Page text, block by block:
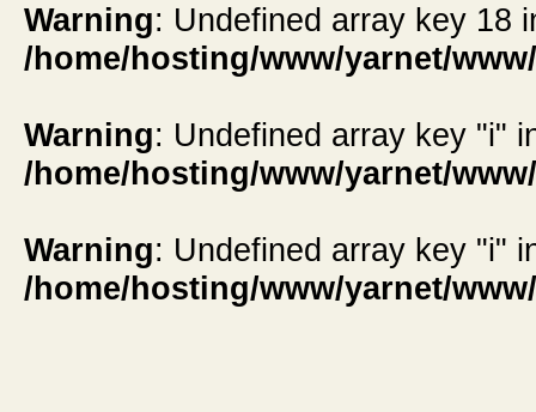
Warning: Undefined array key 18
/home/hosting/www/yarnet/
Warning: Undefined array key "i"
/home/hosting/www/yarnet/
Warning: Undefined array key "i"
/home/hosting/www/yarnet/